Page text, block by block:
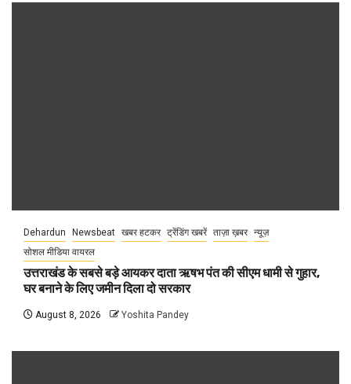
Dehardun Newsbeat खबर हटकर ट्रेंडिंग खबरें ताज़ा ख़बर न्यूज़
सोशल मीडिया वायरल
उत्तराखंड के सबसे बड़े आयकर दाता ऋषभ पंत की सीएम धामी से गुहार,
घर बनाने के लिए जमीन दिला दो सरकार
August 8, 2026 Yoshita Pandey